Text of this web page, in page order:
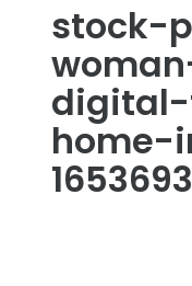
stock-
home-